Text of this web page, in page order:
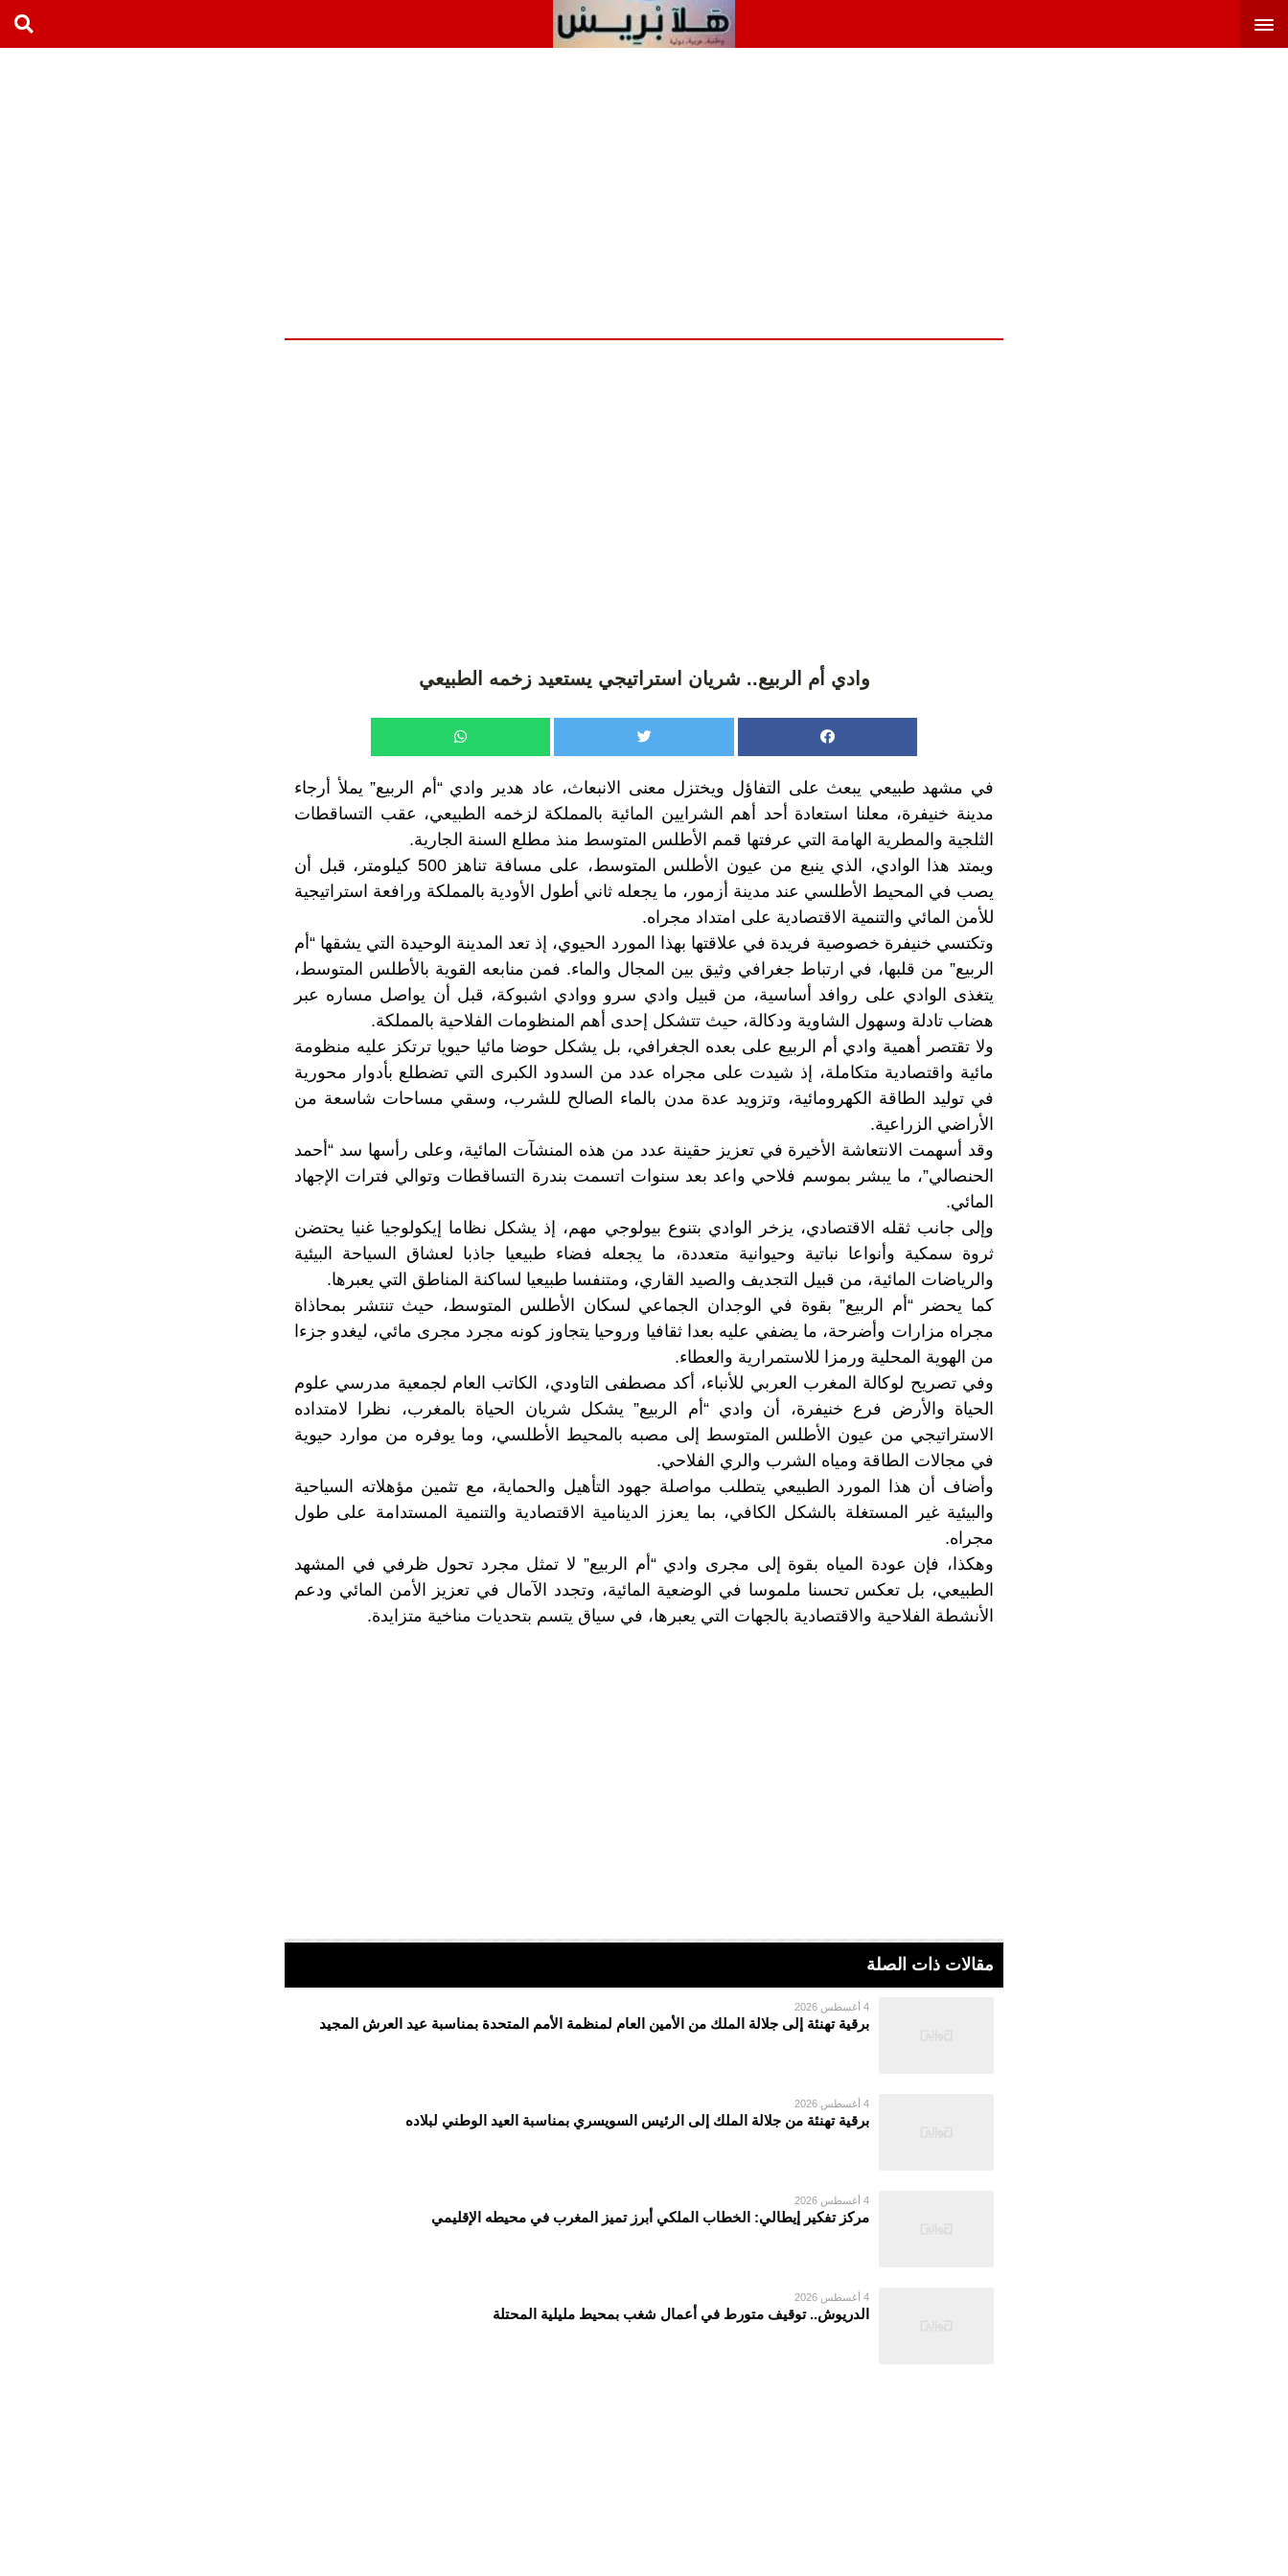
وادي أم الربيع.. شريان استراتيجي يستعيد زخمه الطبيعي
في مشهد طبيعي يبعث على التفاؤل ويختزل معنى الانبعاث، عاد هدير وادي “أم الربيع” يملأ أرجاء
مدينة خنيفرة، معلنا استعادة أحد أهم الشرايين المائية بالمملكة لزخمه الطبيعي، عقب التساقطات
الثلجية والمطرية الهامة التي عرفتها قمم الأطلس المتوسط منذ مطلع السنة الجارية.
ويمتد هذا الوادي، الذي ينبع من عيون الأطلس المتوسط، على مسافة تناهز 500 كيلومتر، قبل أن
يصب في المحيط الأطلسي عند مدينة أزمور، ما يجعله ثاني أطول الأودية بالمملكة ورافعة استراتيجية
للأمن المائي والتنمية الاقتصادية على امتداد مجراه.
وتكتسي خنيفرة خصوصية فريدة في علاقتها بهذا المورد الحيوي، إذ تعد المدينة الوحيدة التي يشقها “أم
الربيع” من قلبها، في ارتباط جغرافي وثيق بين المجال والماء. فمن منابعه القوية بالأطلس المتوسط،
يتغذى الوادي على روافد أساسية، من قبيل وادي سرو ووادي اشبوكة، قبل أن يواصل مساره عبر
هضاب تادلة وسهول الشاوية ودكالة، حيث تتشكل إحدى أهم المنظومات الفلاحية بالمملكة.
ولا تقتصر أهمية وادي أم الربيع على بعده الجغرافي، بل يشكل حوضا مائيا حيويا ترتكز عليه منظومة
مائية واقتصادية متكاملة، إذ شيدت على مجراه عدد من السدود الكبرى التي تضطلع بأدوار محورية
في توليد الطاقة الكهرومائية، وتزويد عدة مدن بالماء الصالح للشرب، وسقي مساحات شاسعة من
الأراضي الزراعية.
وقد أسهمت الانتعاشة الأخيرة في تعزيز حقينة عدد من هذه المنشآت المائية، وعلى رأسها سد “أحمد
الحنصالي”، ما يبشر بموسم فلاحي واعد بعد سنوات اتسمت بندرة التساقطات وتوالي فترات الإجهاد
المائي.
وإلى جانب ثقله الاقتصادي، يزخر الوادي بتنوع بيولوجي مهم، إذ يشكل نظاما إيكولوجيا غنيا يحتضن
ثروة سمكية وأنواعا نباتية وحيوانية متعددة، ما يجعله فضاء طبيعيا جاذبا لعشاق السياحة البيئية
والرياضات المائية، من قبيل التجديف والصيد القاري، ومتنفسا طبيعيا لساكنة المناطق التي يعبرها.
كما يحضر “أم الربيع” بقوة في الوجدان الجماعي لسكان الأطلس المتوسط، حيث تنتشر بمحاذاة
مجراه مزارات وأضرحة، ما يضفي عليه بعدا ثقافيا وروحيا يتجاوز كونه مجرد مجرى مائي، ليغدو جزءا
من الهوية المحلية ورمزا للاستمرارية والعطاء.
وفي تصريح لوكالة المغرب العربي للأنباء، أكد مصطفى التاودي، الكاتب العام لجمعية مدرسي علوم
الحياة والأرض فرع خنيفرة، أن وادي “أم الربيع” يشكل شريان الحياة بالمغرب، نظرا لامتداده
الاستراتيجي من عيون الأطلس المتوسط إلى مصبه بالمحيط الأطلسي، وما يوفره من موارد حيوية
في مجالات الطاقة ومياه الشرب والري الفلاحي.
وأضاف أن هذا المورد الطبيعي يتطلب مواصلة جهود التأهيل والحماية، مع تثمين مؤهلاته السياحية
والبيئية غير المستغلة بالشكل الكافي، بما يعزز الدينامية الاقتصادية والتنمية المستدامة على طول
مجراه.
وهكذا، فإن عودة المياه بقوة إلى مجرى وادي “أم الربيع” لا تمثل مجرد تحول ظرفي في المشهد
الطبيعي، بل تعكس تحسنا ملموسا في الوضعية المائية، وتجدد الآمال في تعزيز الأمن المائي ودعم
الأنشطة الفلاحية والاقتصادية بالجهات التي يعبرها، في سياق يتسم بتحديات مناخية متزايدة.
مقالات ذات الصلة
4 أغسطس 2026
برقية تهنئة إلى جلالة الملك من الأمين العام لمنظمة الأمم المتحدة بمناسبة عيد العرش المجيد
4 أغسطس 2026
برقية تهنئة من جلالة الملك إلى الرئيس السويسري بمناسبة العيد الوطني لبلاده
4 أغسطس 2026
مركز تفكير إيطالي: الخطاب الملكي أبرز تميز المغرب في محيطه الإقليمي
4 أغسطس 2026
الدريوش.. توقيف متورط في أعمال شغب بمحيط مليلية المحتلة